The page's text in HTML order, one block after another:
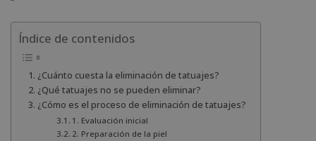
Índice de contenidos
¿Cuánto cuesta la eliminación de tatuajes?
¿Qué tatuajes no se pueden eliminar?
¿Cómo es el proceso de eliminación de tatuajes?
1. Evaluación inicial
2. Preparación de la piel